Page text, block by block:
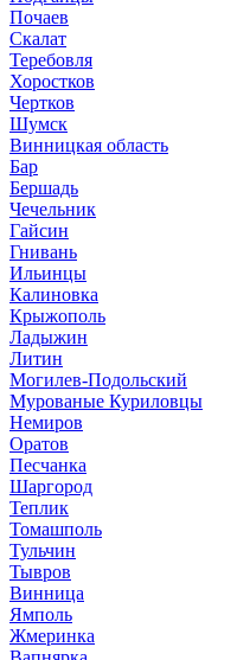
Почаев
Скалат
Теребовля
Хоростков
Чертков
Шумск
Винницкая область
Бар
Бершадь
Чечельник
Гайсин
Гнивань
Ильинцы
Калиновка
Крыжополь
Ладыжин
Литин
Могилев-Подольский
Мурованые Куриловцы
Немиров
Оратов
Песчанка
Шаргород
Теплик
Томашполь
Тульчин
Тывров
Винница
Ямполь
Жмеринка